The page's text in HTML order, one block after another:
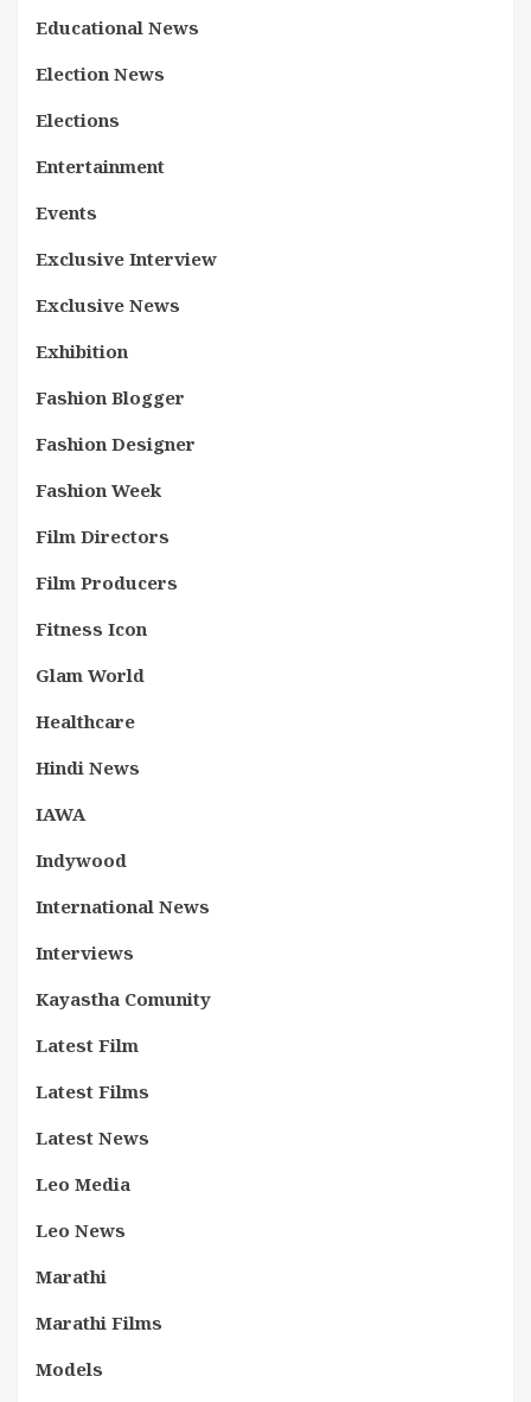
Educational News
Election News
Elections
Entertainment
Events
Exclusive Interview
Exclusive News
Exhibition
Fashion Blogger
Fashion Designer
Fashion Week
Film Directors
Film Producers
Fitness Icon
Glam World
Healthcare
Hindi News
IAWA
Indywood
International News
Interviews
Kayastha Comunity
Latest Film
Latest Films
Latest News
Leo Media
Leo News
Marathi
Marathi Films
Models